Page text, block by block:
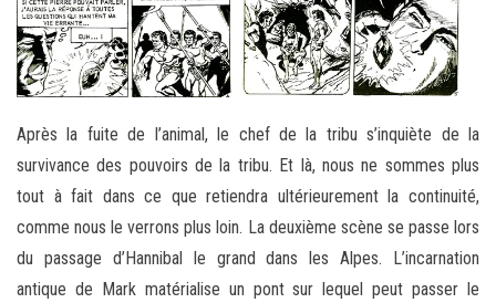
Après la fuite de l’animal, le chef de la tribu s’inquiète de la
survivance des pouvoirs de la tribu. Et là, nous ne sommes plus
tout à fait dans ce que retiendra ultérieurement la continuité,
comme nous le verrons plus loin. La deuxième scène se passe lors
du passage d’Hannibal le grand dans les Alpes. L’incarnation
antique de Mark matérialise un pont sur lequel peut passer le